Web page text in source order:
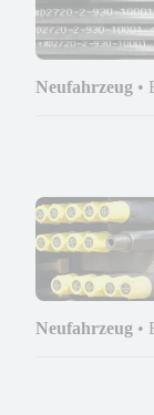
Neufahrzeug •
Neufahrzeug •